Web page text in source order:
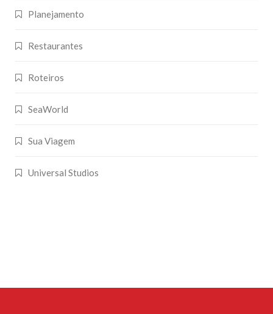
Planejamento
Restaurantes
Roteiros
SeaWorld
Sua Viagem
Universal Studios